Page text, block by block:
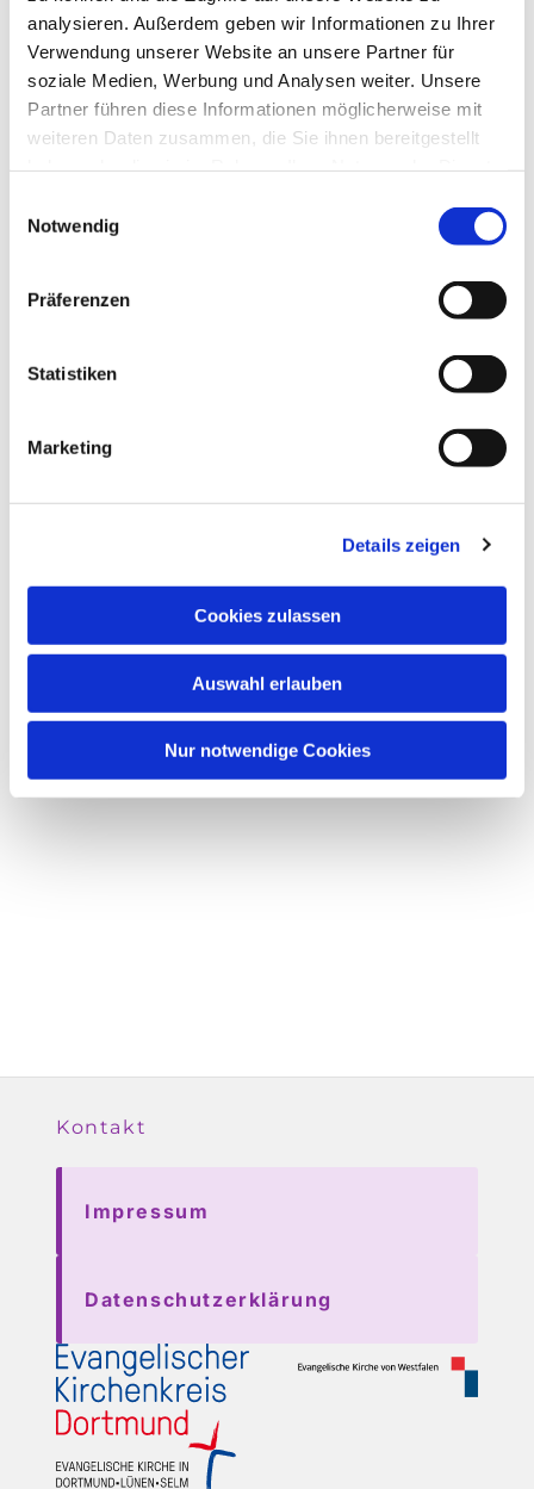
analysieren. Außerdem geben wir Informationen zu Ihrer
Verwendung unserer Website an unsere Partner für
soziale Medien, Werbung und Analysen weiter. Unsere
Partner führen diese Informationen möglicherweise mit
weiteren Daten zusammen, die Sie ihnen bereitgestellt
Notwendig
Präferenzen
Statistiken
Marketing
Details zeigen
Cookies zulassen
Auswahl erlauben
Nur notwendige Cookies
Dies könnte Sie auch
Kontakt
Impressum
Datenschutzerklärung